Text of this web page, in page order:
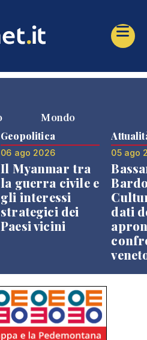
Mondo
Geopolitica
06 ago 2026
Il Myanmar tra
la guerra civile e
gli interessi
strategici dei
Paesi vicini
05 ago
dati